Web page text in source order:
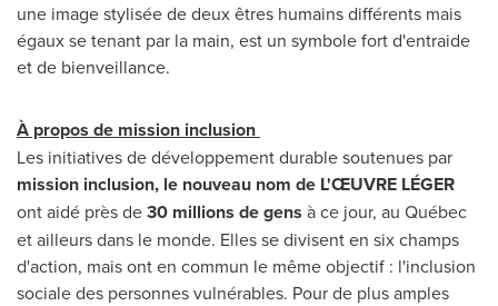
une image stylisée de deux êtres humains différents mais
égaux se tenant par la main, est un symbole fort d'entraide
et de bienveillance.
À propos de mission inclusion
Les initiatives de développement durable soutenues par
mission inclusion, le nouveau nom de L'ŒUVRE LÉGER
ont aidé près de30 millions de gens à ce jour, au Québec
et ailleurs dans le monde. Elles se divisent en six champs
d'action, mais ont en commun le même objectif : l'inclusion
sociale des personnes vulnérables. Pour de plus amples